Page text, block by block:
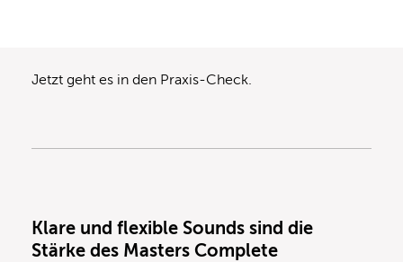
Jetzt geht es in den Praxis-Check.
Klare und flexible Sounds sind die
Stärke des Masters Complete